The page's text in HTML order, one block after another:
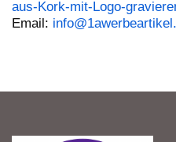
aus-Kork-mit-Logo-
Email: